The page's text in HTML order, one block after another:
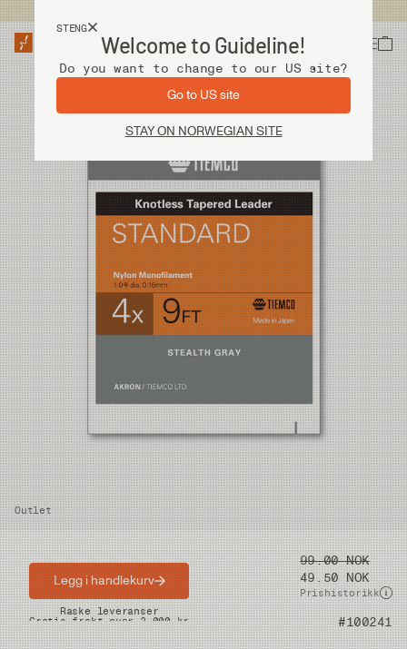
STENG
Welcome to Guideline!
Do you want to change to our US site?
Go to US site
STAY ON NORWEGIAN SITE
Outlet
Pris
99.00 NOK
49.50 NOK
Prishistorikk
Artikkelnummer #100241
Legg i handlekurv
Raske leveranser
Gratis frakt over 2.000 kr